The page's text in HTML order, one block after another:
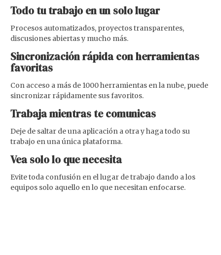
Todo tu trabajo en un solo lugar
Procesos automatizados, proyectos transparentes,
discusiones abiertas y mucho más.
Sincronización rápida con herramientas
favoritas
Con acceso a más de 1000 herramientas en la nube, puede
sincronizar rápidamente sus favoritos.
Trabaja mientras te comunicas
Deje de saltar de una aplicación a otra y haga todo su
trabajo en una única plataforma.
Vea solo lo que necesita
Evite toda confusión en el lugar de trabajo dando a los
equipos solo aquello en lo que necesitan enfocarse.